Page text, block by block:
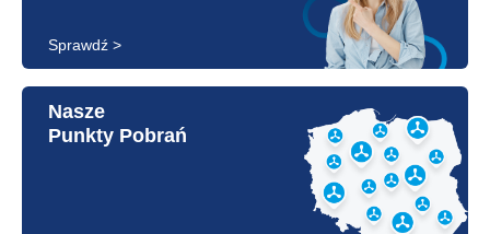
Sprawdź >
Nasze
Punkty Pobrań